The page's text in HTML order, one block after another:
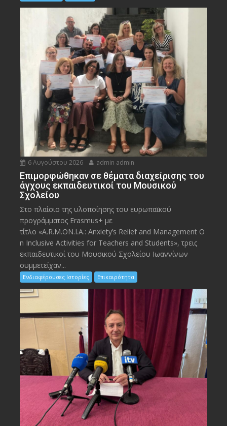
6 Αυγούστου 2026 admin admin
Eπιμορφώθηκαν σε θέματα διαχείρισης του
άγχους εκπαιδευτικοί του Μουσικού
Σχολείου
Στο πλαίσιο της υλοποίησης του ευρωπαϊκού
προγράμματος Erasmus+ με
τίτλο «A.R.M.ON.I.A.: Anxiety’s Relief and Management O
n Inclusive Activities for Teachers and Students», τρεις
εκπαιδευτικοί του Μουσικού Σχολείου Ιωαννίνων
συμμετείχαν...
Ενδιαφέρουσες Ιστορίες Επικαιρότητα